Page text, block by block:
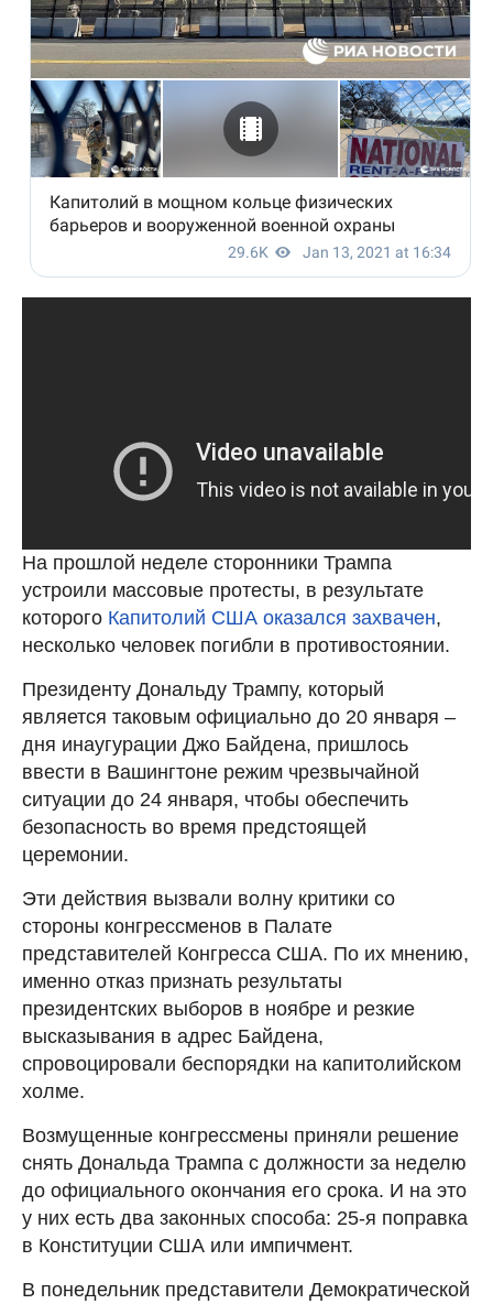
На прошлой неделе сторонники Трампа
устроили массовые протесты, в результате
которого Капитолий США оказался захвачен,
несколько человек погибли в противостоянии.
Президенту Дональду Трампу, который
является таковым официально до 20 января –
дня инаугурации Джо Байдена, пришлось
ввести в Вашингтоне режим чрезвычайной
ситуации до 24 января, чтобы обеспечить
безопасность во время предстоящей
церемонии.
Эти действия вызвали волну критики со
стороны конгрессменов в Палате
представителей Конгресса США. По их мнению,
именно отказ признать результаты
президентских выборов в ноябре и резкие
высказывания в адрес Байдена,
спровоцировали беспорядки на капитолийском
холме.
Возмущенные конгрессмены приняли решение
снять Дональда Трампа с должности за неделю
до официального окончания его срока. И на это
у них есть два законных способа: 25-я поправка
в Конституции США или импичмент.
В понедельник представители Демократической